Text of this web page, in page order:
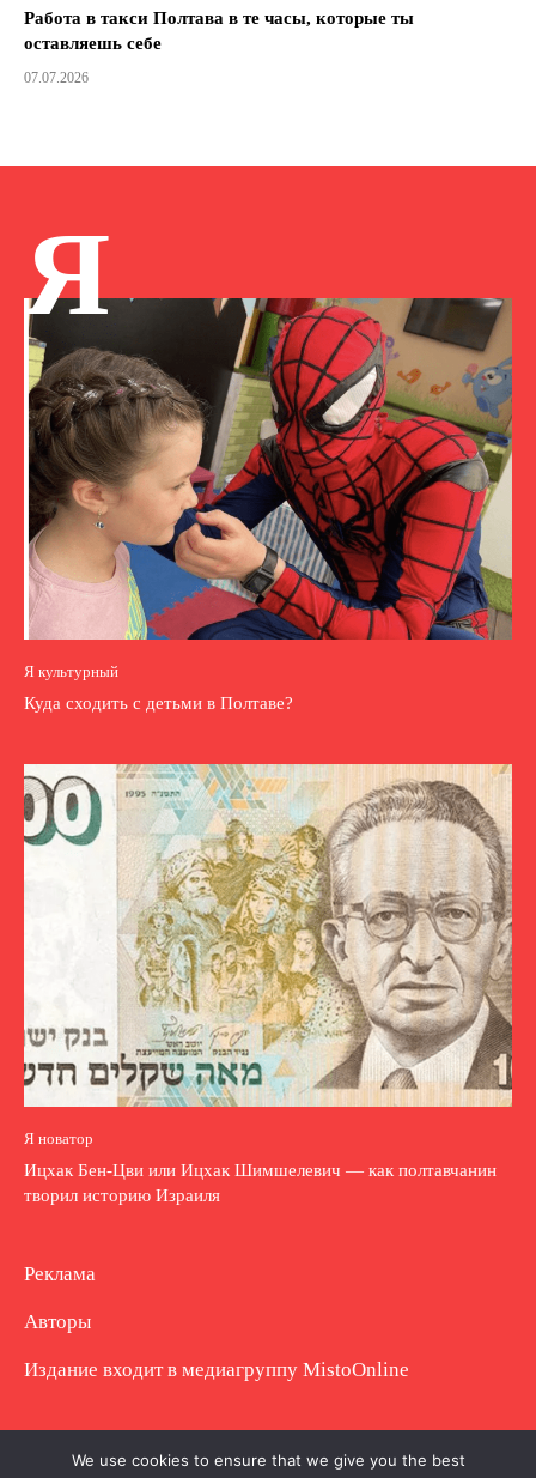
Работа в такси Полтава в те часы, которые ты
оставляешь себе
07.07.2026
Я
Я культурный
Куда сходить с детьми в Полтаве?
Я новатор
Ицхак Бен-Цви или Ицхак Шимшелевич — как полтавчанин
творил историю Израиля
Реклама
Авторы
Издание входит в медиагруппу MistoOnline
Copyright © Полное использование материала
We use cookies to ensure that we give you the best